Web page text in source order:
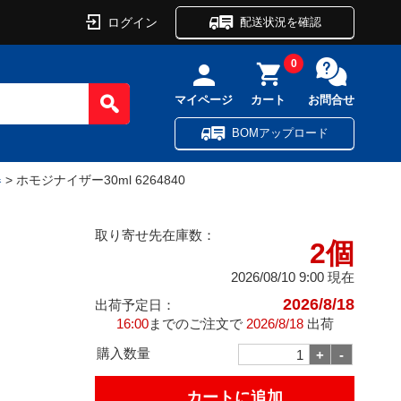
ログイン 配送状況を確認
マイページ カート
0
お問合せ
BOMアップロード
> ホモジナイザー30ml 6264840
取り寄せ先在庫数：
2個
2026/08/10 9:00 現在
出荷予定日：
2026/8/18
16:00までのご注文で 2026/8/18出荷
購入数量